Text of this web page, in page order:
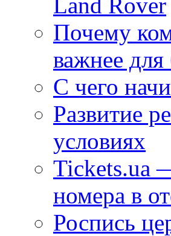
Почему
важнее для
С чего
Развитие
условиях
Tickets.ua
номера в
Роспись